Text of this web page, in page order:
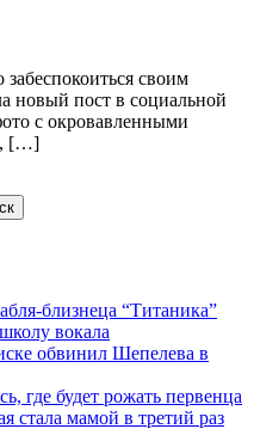
забеспокоиться своим
новый пост в социальной
с окровавленными
[…]
близнеца “Титаника”
вокала
обвинил Шепелева в
где будет рожать первенца
стала мамой в третий раз